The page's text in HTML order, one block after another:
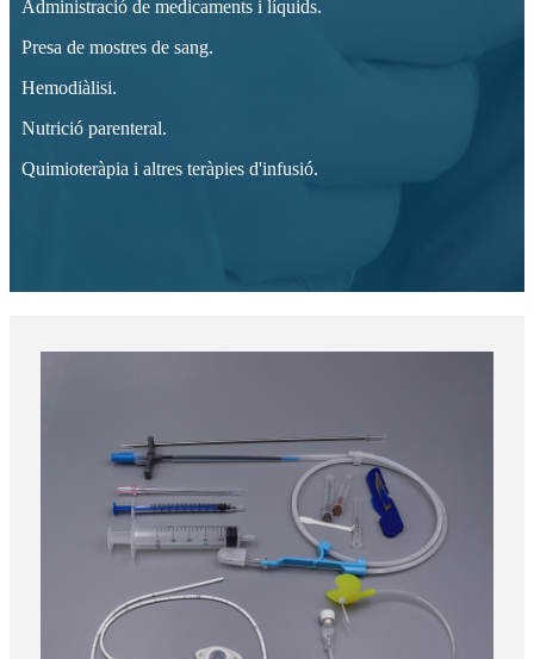
Administració de medicaments i líquids.
Presa de mostres de sang.
Hemodiàlisi.
Nutrició parenteral.
Quimioteràpia i altres teràpies d'infusió.